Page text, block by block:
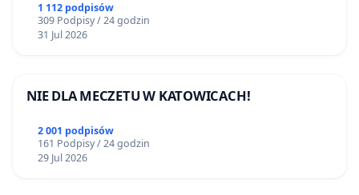
1 112 podpisów
309 Podpisy / 24 godzin
31 Jul 2026
NIE DLA MECZETU W KATOWICACH!
2 001 podpisów
161 Podpisy / 24 godzin
29 Jul 2026